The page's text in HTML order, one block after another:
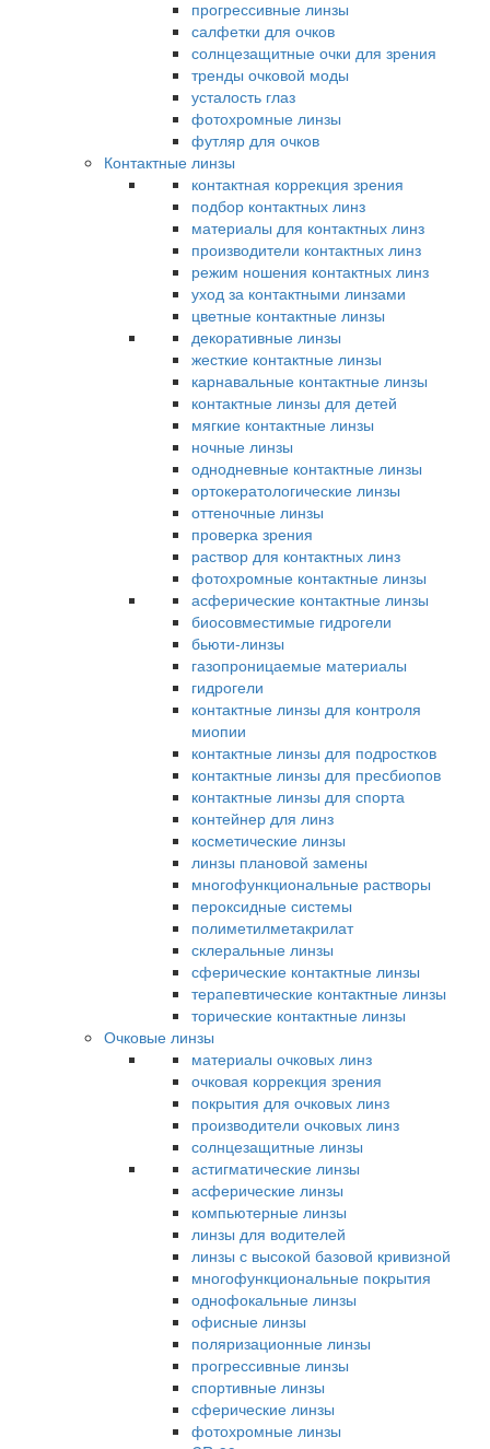
прогрессивные линзы
салфетки для очков
солнцезащитные очки для зрения
тренды очковой моды
усталость глаз
фотохромные линзы
футляр для очков
Контактные линзы
контактная коррекция зрения
подбор контактных линз
материалы для контактных линз
производители контактных линз
режим ношения контактных линз
уход за контактными линзами
цветные контактные линзы
декоративные линзы
жесткие контактные линзы
карнавальные контактные линзы
контактные линзы для детей
мягкие контактные линзы
ночные линзы
однодневные контактные линзы
ортокератологические линзы
оттеночные линзы
проверка зрения
раствор для контактных линз
фотохромные контактные линзы
асферические контактные линзы
биосовместимые гидрогели
бьюти-линзы
газопроницаемые материалы
гидрогели
контактные линзы для контроля
миопии
контактные линзы для подростков
контактные линзы для пресбиопов
контактные линзы для спорта
контейнер для линз
косметические линзы
линзы плановой замены
многофункциональные растворы
пероксидные системы
полиметилметакрилат
склеральные линзы
сферические контактные линзы
терапевтические контактные линзы
торические контактные линзы
Очковые линзы
материалы очковых линз
очковая коррекция зрения
покрытия для очковых линз
производители очковых линз
солнцезащитные линзы
астигматические линзы
асферические линзы
компьютерные линзы
линзы для водителей
линзы с высокой базовой кривизной
многофункциональные покрытия
однофокальные линзы
офисные линзы
поляризационные линзы
прогрессивные линзы
спортивные линзы
сферические линзы
фотохромные линзы